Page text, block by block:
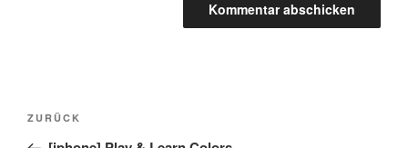
Beitragsnavigation
Vorheriger
Beitrag
ZURÜCK